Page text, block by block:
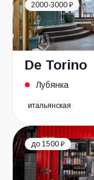
2000-3000 ₽
De Torino
Лубянка
итальянская
до 1500 ₽